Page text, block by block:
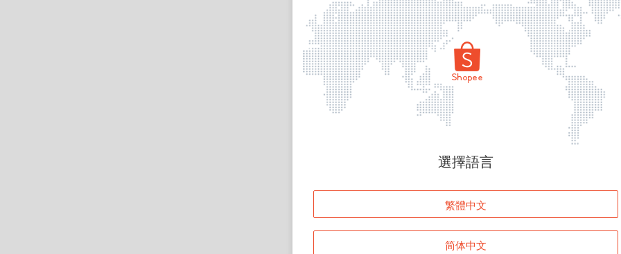
頁面無法顯示
登入
返回首頁
選擇語言
繁體中文
简体中文